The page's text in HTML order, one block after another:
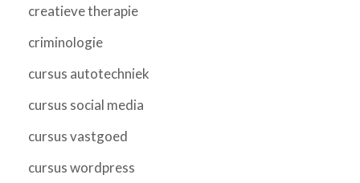
creatieve therapie
criminologie
cursus autotechniek
cursus social media
cursus vastgoed
cursus wordpress